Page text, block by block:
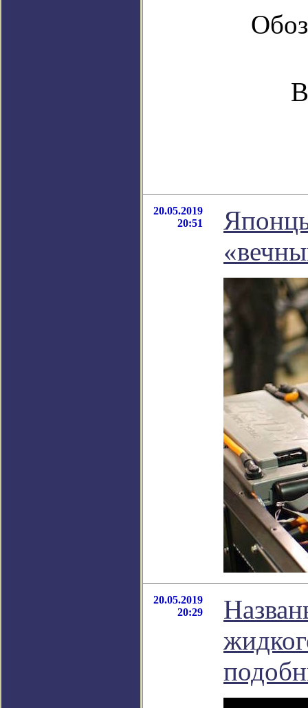
20.05.2019
20:51
20.05.2019
20:29